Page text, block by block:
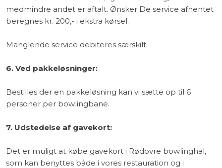
medmindre andet er aftalt. Ønsker De service afhentet
beregnes kr. 200,- i ekstra kørsel.
Manglende service debiteres særskilt.
6. Ved pakkeløsninger:
​Bestilles der en pakkeløsning kan vi sætte op til 6
personer per bowlingbane.
7. Udstedelse af gavekort:
Det er muligt at købe gavekort i Rødovre bowlinghal,
som kan benyttes både i vores restauration og i